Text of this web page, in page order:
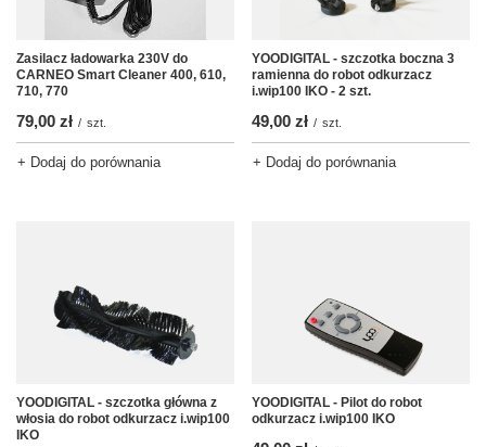
Zasilacz ładowarka 230V do
CARNEO Smart Cleaner 400, 610,
710, 770
79,00 zł / szt.
+ Dodaj do porównania
YOODIGITAL - szczotka boczna 3
ramienna do robot odkurzacz
i.wip100 IKO - 2 szt.
49,00 zł / szt.
+ Dodaj do porównania
YOODIGITAL - szczotka główna z
włosia do robot odkurzacz i.wip100
IKO
YOODIGITAL - Pilot do robot
odkurzacz i.wip100 IKO